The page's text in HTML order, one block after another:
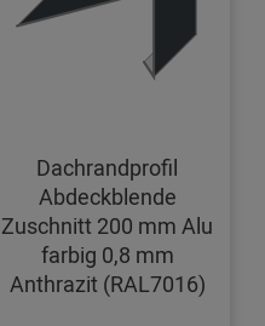
Dachrandprofil
Abdeckblende
Zuschnitt 200 mm Alu
farbig 0,8 mm
Anthrazit (RAL7016)